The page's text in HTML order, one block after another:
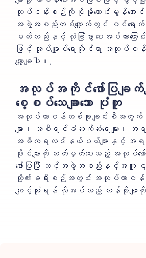
လုပ်ငန်းစဉ်ကို ပိုမိုကောင်းမွန်အောင်
အဖွဲ့အစည်းတစ်လျှောက်တွင် ဝင်ရေ
မတ်တည်းနှင့် လုံခြုံစွာ ပေးအပ်ထားကြောင်း
ဖြင့် အုပ်ချုပ်ရေးဆိုင်ရာ အလုပ်
လျှော့ချပါ။.
အလုပ်အကိုင်ဖော်ပြချက်မ
စေ့စပ်သေချာသော ပုံတူ
အလုပ်တာဝန်တစ်ခုချင်းစီအတွက်
များ၊ အစီရင်ခံဆက်ဆံရေးများ၊ အရည်
အဓိကရလဒ်နယ်ပယ်များနှင့် အရ
ဖိုင်များကို သတ်မှတ်ပေးသည့် အလုပ်ဖော်ပ
ဖော်ပြပြီး သင့်အဖွဲ့အစည်းနှင့်အတူ ၎
တို့၏ခရီးစဉ်အတွင်း အလုပ်တာဝန်
ကျင့်သုံးရန် လိုအပ်သည့် တန်ဖိုးများကို